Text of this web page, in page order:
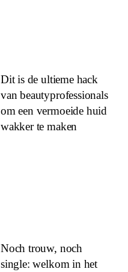
Dit is de ultieme hack
van beautyprofessionals
om een vermoeide huid
wakker te maken
Noch trouw, noch
single: welkom in het